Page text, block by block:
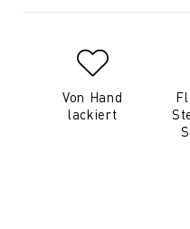
Von Hand
lackiert